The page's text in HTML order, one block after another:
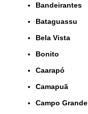
Bandeirantes
Bataguassu
Bela Vista
Bonito
Caarapó
Camapuã
Campo Grande